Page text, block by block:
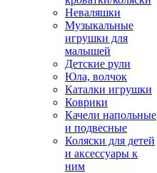
Неваляшки
Музыкальные
игрушки для
малышей
Детские рули
Юла, волчок
Каталки игрушки
Коврики
Качели напольные
и подвесные
Коляски для детей
и аксессуары к
ним